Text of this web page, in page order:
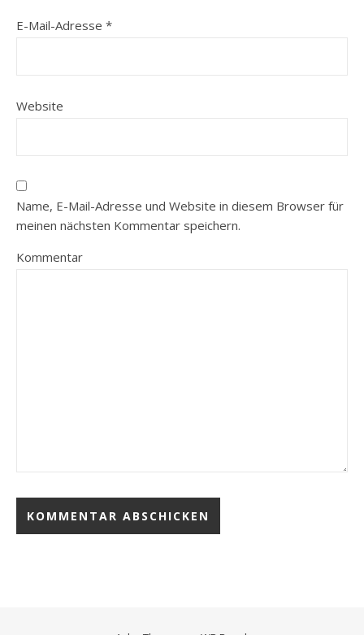
E-Mail-Adresse *
Website
Name, E-Mail-Adresse und Website in diesem Browser für
meinen nächsten Kommentar speichern.
Kommentar